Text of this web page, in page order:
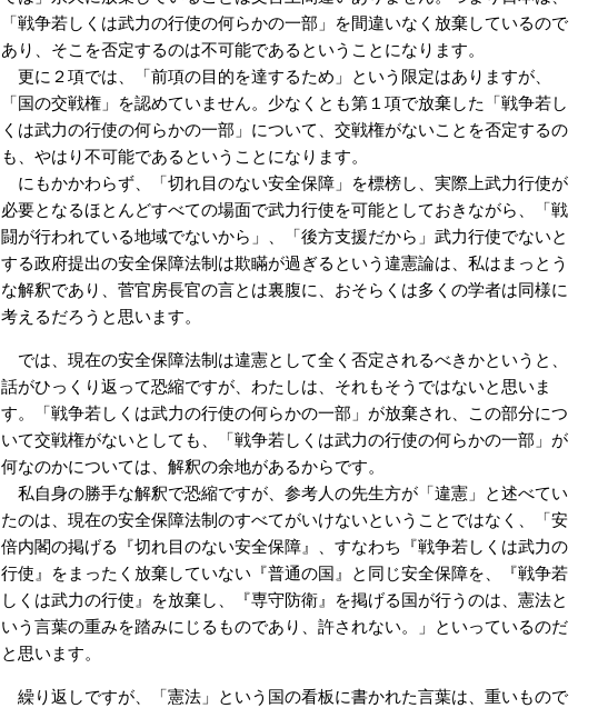
「戦争若しくは武力の行使の何らかの一部」を間違いなく放棄しているので
あり、そこを否定するのは不可能であるということになります。
更に２項では、「前項の目的を達するため」という限定はありますが、
「国の交戦権」を認めていません。少なくとも第１項で放棄した「戦争若し
くは武力の行使の何らかの一部」について、交戦権がないことを否定するの
も、やはり不可能であるということになります。
にもかかわらず、「切れ目のない安全保障」を標榜し、実際上武力行使が
必要となるほとんどすべての場面で武力行使を可能としておきながら、「戦
闘が行われている地域でないから」、「後方支援だから」武力行使でないと
する政府提出の安全保障法制は欺瞞が過ぎるという違憲論は、私はまっとう
な解釈であり、菅官房長官の言とは裏腹に、おそらくは多くの学者は同様に
考えるだろうと思います。
では、現在の安全保障法制は違憲として全く否定されるべきかというと、
話がひっくり返って恐縮ですが、わたしは、それもそうではないと思いま
す。「戦争若しくは武力の行使の何らかの一部」が放棄され、この部分につ
いて交戦権がないとしても、「戦争若しくは武力の行使の何らかの一部」が
何なのかについては、解釈の余地があるからです。
私自身の勝手な解釈で恐縮ですが、参考人の先生方が「違憲」と述べてい
たのは、現在の安全保障法制のすべてがいけないということではなく、「安
倍内閣の掲げる『切れ目のない安全保障』、すなわち『戦争若しくは武力の
行使』をまったく放棄していない『普通の国』と同じ安全保障を、『戦争若
しくは武力の行使』を放棄し、『専守防衛』を掲げる国が行うのは、憲法と
いう言葉の重みを踏みにじるものであり、許されない。」といっているのだ
と思います。
繰り返しですが、「憲法」という国の看板に書かれた言葉は、重いもので